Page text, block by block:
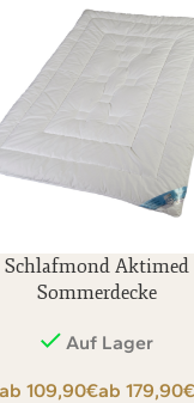
Schlafmond Aktimed
Sommerdecke
Auf Lager
€ €